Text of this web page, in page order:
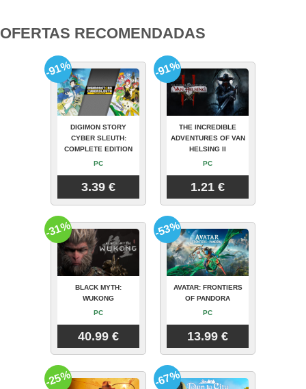
OFERTAS RECOMENDADAS
DIGIMON STORY
CYBER SLEUTH:
COMPLETE EDITION
PC
3.39 €
-91%
THE INCREDIBLE
ADVENTURES OF VAN
HELSING II
PC
1.21 €
-91%
BLACK MYTH:
WUKONG
PC
40.99 €
-31%
AVATAR: FRONTIERS
OF PANDORA
PC
13.99 €
-53%
-25% -67%